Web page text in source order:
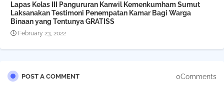
Lapas Kelas III Pangururan Kanwil Kemenkumham Sumut
Laksanakan Testimoni Penempatan Kamar Bagi Warga
Binaan yang Tentunya GRATISS
February 23, 2022
POST A COMMENT 0Comments